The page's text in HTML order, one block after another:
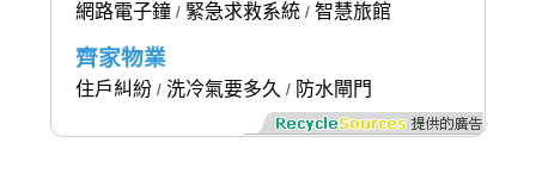
網路電子鐘/ 緊急求救系統/ 智慧旅館
齊家物業
住戶糾紛/ 洗冷氣要多久 / 防水閘門